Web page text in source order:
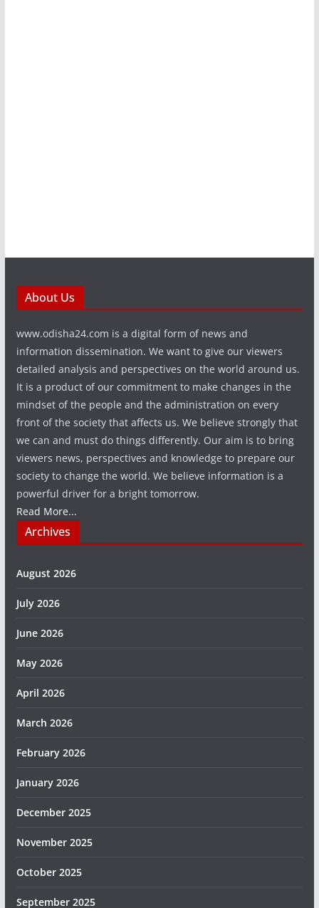
About Us
www.odisha24.com is a digital form of news and
information dissemination. We want to give our viewers
detailed analysis and perspectives on the world around us.
It is a product of our commitment to make changes in the
mindset of the people and the administration on every
front of the society that affects us. We believe strongly that
we can and must do things differently. Our aim is to bring
viewers news, perspectives and knowledge to prepare our
society to change the world. We believe information is a
powerful driver for a bright tomorrow.
Read More...
Archives
August 2026
July 2026
June 2026
May 2026
April 2026
March 2026
February 2026
January 2026
December 2025
November 2025
October 2025
September 2025